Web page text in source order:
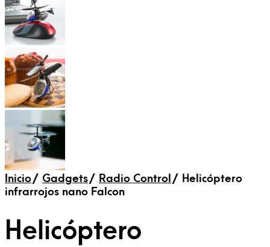
Inicio/ Gadgets/ Radio Control / Helicóptero
infrarrojos nano Falcon
Helicóptero